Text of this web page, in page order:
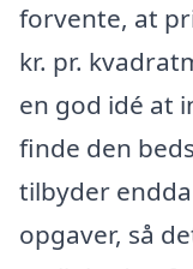
forvente, at
kr. pr.
en god idé at
finde den
tilbyder
opgaver, så